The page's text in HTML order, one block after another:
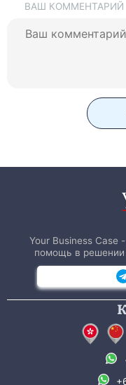
ВАШ КОММЕНТАРИЙ
Your Business Case
помощь в решении